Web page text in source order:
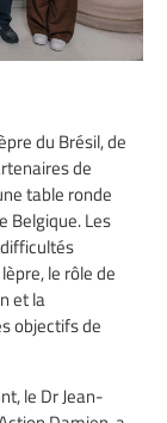
du Brésil, de
de
table ronde
Belgique. Les
le rôle de
et la
objectifs de
le Dr Jean-